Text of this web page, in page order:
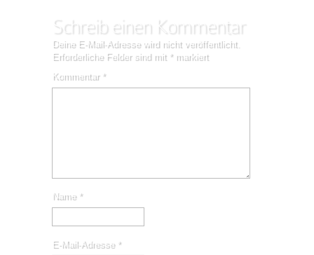
Schreib einen Kommentar
Deine E-Mail-Adresse wird nicht veröffentlicht.
Erforderliche Felder sind mit *markiert
Kommentar *
Name *
E-Mail-Adresse *